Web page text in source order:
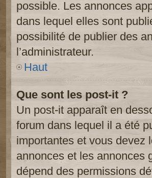
possible. Les annonces
dans lequel elles sont
possibilité de publier des
l’administrateur.
Haut
Que sont les post-it ?
Un post-it apparaît en
forum dans lequel il a été
importantes et vous devez
annonces et les annonces
dépend des permissions